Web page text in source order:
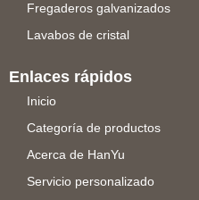
Fregaderos galvanizados
Lavabos de cristal
Enlaces rápidos
Inicio
Categoría de productos
Acerca de HanYu
Servicio personalizado